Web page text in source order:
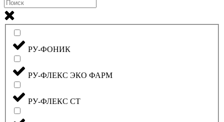
РУ-ФОНИК
РУ-ФЛЕКС ЭКО ФАРМ
РУ-ФЛЕКС СТ